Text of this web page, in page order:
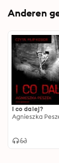
Anderen
I co dalej?
Agnieszka